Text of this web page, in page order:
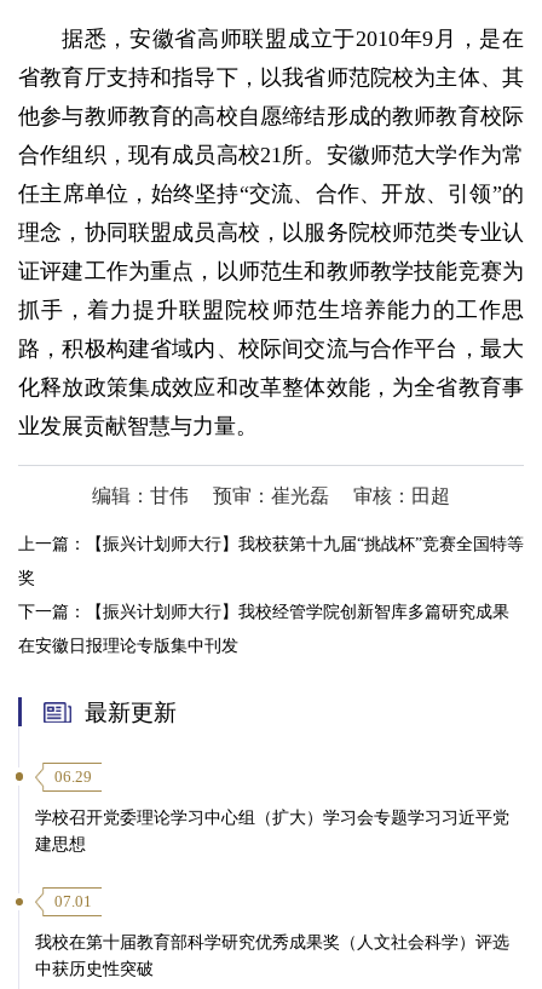
据悉，安徽省高师联盟成立于2010年9月，是在
省教育厅支持和指导下，以我省师范院校为主体、其
他参与教师教育的高校自愿缔结形成的教师教育校际
合作组织，现有成员高校21所。安徽师范大学作为常
任主席单位，始终坚持“交流、合作、开放、引领”的
理念，协同联盟成员高校，以服务院校师范类专业认
证评建工作为重点，以师范生和教师教学技能竞赛为
抓手，着力提升联盟院校师范生培养能力的工作思
路，积极构建省域内、校际间交流与合作平台，最大
化释放政策集成效应和改革整体效能，为全省教育事
业发展贡献智慧与力量。
编辑：甘伟 预审：崔光磊 审核：田超
上一篇：
【振兴计划师大行】我校获第十九届“挑战杯”竞赛全国特等
奖
下一篇：
【振兴计划师大行】我校经管学院创新智库多篇研究成果
在安徽日报理论专版集中刊发
最新更新
06.29
学校召开党委理论学习中心组（扩大）学习会专题学习习近平党
建思想
07.01
我校在第十届教育部科学研究优秀成果奖（人文社会科学）评选
中获历史性突破